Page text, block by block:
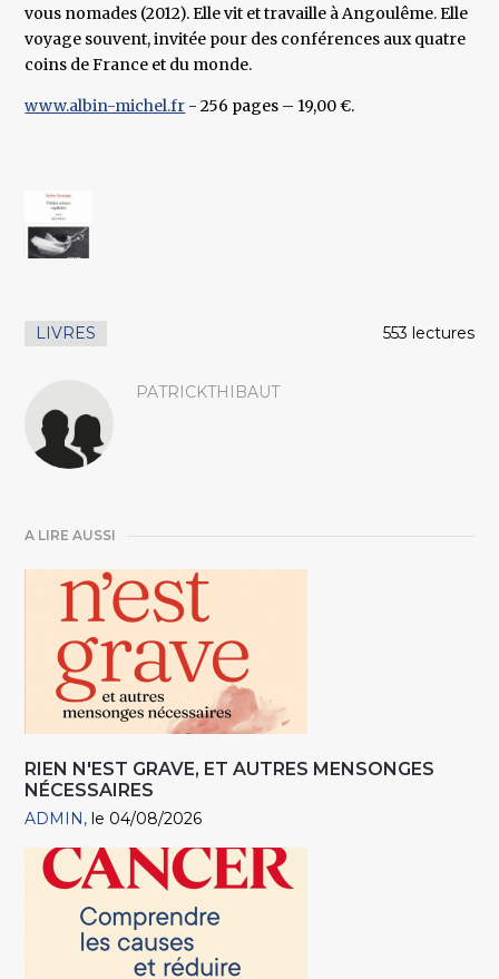
vous nomades (2012). Elle vit et travaille à Angoulême. Elle
voyage souvent, invitée pour des conférences aux quatre
coins de France et du monde.
www.albin-michel.fr - 256 pages – 19,00 €.
LIVRES 553 lectures
PATRICKTHIBAUT
A LIRE AUSSI
RIEN N'EST GRAVE, ET AUTRES MENSONGES
NÉCESSAIRES
ADMIN le 04/08/2026